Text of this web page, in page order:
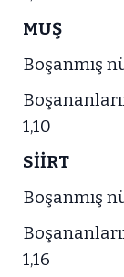
MUŞ
Boşanmış
1,10
SİİRT
Boşanmış
1,16